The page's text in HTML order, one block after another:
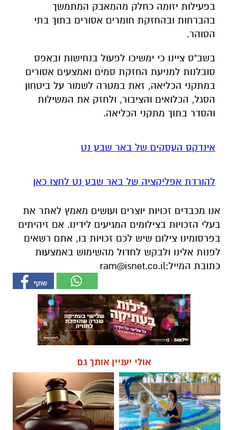
בפעילות יזומה כחלק מהמאבק המתמשך
בהברחות ובהחזקת חומרים אסורים בתוך בתי
הסוהר.
בשב"ס ציינו כי ימשיכו לפעול בנחישות ובאפס
סובלנות למניעת החזקת סמים ואמצעים אסורים
במתקני הכליאה, זאת במטרה לשמור על ביטחון
הסגל, הכלואים והציבור, ולחזק את המשילות
והסדר בתוך מתקני הכליאה.
אינדקס העסקים של באר שבע נט
להורדת אפליקציה של באר שבע נט לחצו כאן
אנו מכבדים זכויות יוצרים ועושים מאמץ לאתר את
בעלי הזכויות בצילומים המגיעים לידינו. אם זיהיתים
בפרסומינו צילום שיש לכם זכויות בו, אתם רשאים
לפנות אלינו ולבקש לחדול מהשימוש באמצעות
כתובת המייל:ram@isnet.co.il
אולי יעניין אותך גם